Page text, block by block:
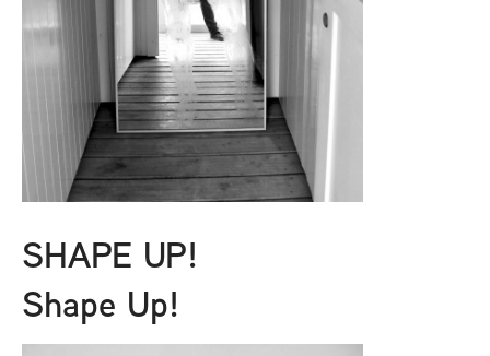
SHAPE UP!
Shape Up!